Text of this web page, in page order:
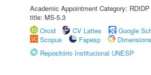
Academic Appointment Category:
title: MS-5.3
Orcid
CV Lattes
Google
Scopus
Fapesp
Dimensions
Repositório Institucional UNESP